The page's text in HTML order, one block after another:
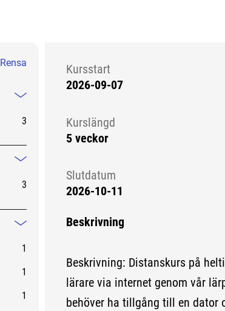
Rensa
3
Mindre information
3
1
1
1
Kursstart
2026-09-07
Kurslängd
5 veckor
Slutdatum
2026-10-11
Beskrivning
Beskrivning: Distanskurs på
lärare via internet genom vår
behöver ha tillgång till en dator